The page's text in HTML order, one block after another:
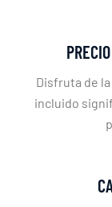
Disfruta de
incluido